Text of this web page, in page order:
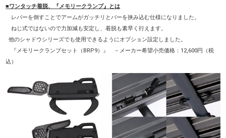
■ワンタッチ着脱、『メモリークランプ』とは
レバーを倒すことでアームがガッチリとバーを挟み込む仕様になりました。
ねじ式ではないので力加減も安定し、着脱も素早く行えます。
他のシャドウシリーズでも使用できるようにオプション設定しました。
『メモリークランプセット（BRP9）』 －メーカー希望小売価格：12,600円（税
込）